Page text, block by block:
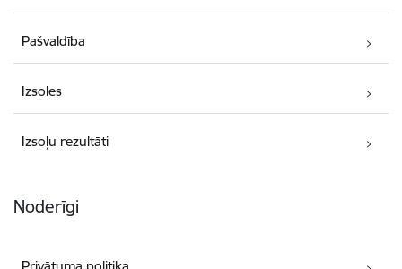
Pašvaldība
Izsoles
Izsoļu rezultāti
Noderīgi